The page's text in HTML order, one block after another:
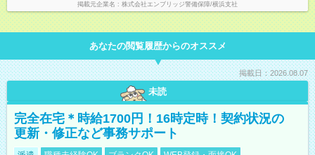
掲載元企業名 株式会社エンブリッジ警備保障/横浜支社
あなたの閲覧履歴からのオススメ
掲載日：2026.08.07
未読
完全在宅＊時給1700円！16時定時！契約状況の
更新・修正など事務サポート